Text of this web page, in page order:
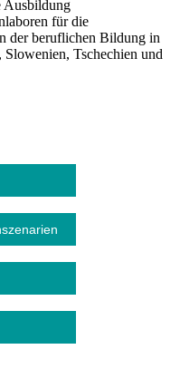
Ausbildung
für die
der beruflichen Bildung in
Tschechien und